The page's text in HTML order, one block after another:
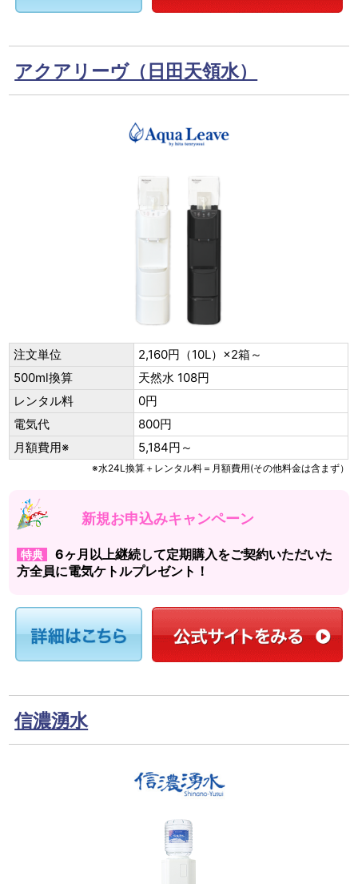
アクアリーヴ（日田天領水）
注文単位
2,160円（10L）×2箱～
500ml換算
天然水 108円
レンタル料
0円
電気代
800円
月額費用※
5,184円～
※水24L換算＋レンタル料＝月額費用(その他料金は含まず）
新規お申込みキャンペーン
特典
6ヶ月以上継続して定期購入をご契約いただいた
方全員に電気ケトルプレゼント！
信濃湧水